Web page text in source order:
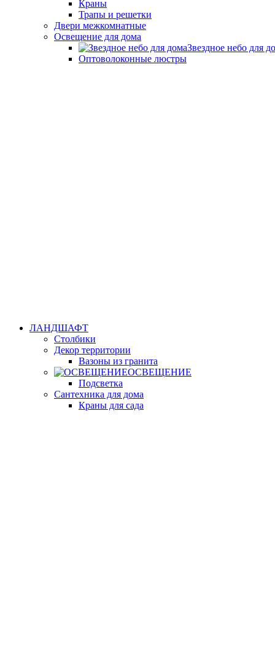
Краны
Трапы и решетки
Двери межкомнатные
Освещение для дома
Звездное небо для
Оптоволоконные люстры
ЛАНДШАФТ
Столбики
Декор территории
Вазоны из гранита
ОСВЕЩЕНИЕ
Подсветка
Сантехника для дома
Краны для сада